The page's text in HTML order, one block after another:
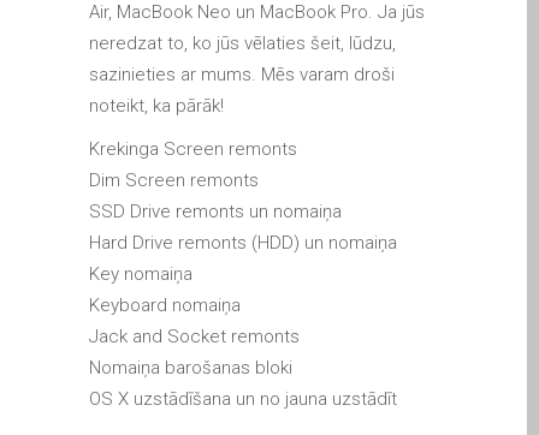
de (Deutsch)
Apple iPad Tablet-
Reparatur
Dundee
Dundee – Mac Pro Server
– Upgrades
Austausch der Batterie für
Air, MacBook Neo un MacBook Pro. Ja jūs
neredzat to, ko jūs vēlaties šeit, lūdzu,
sazinieties ar mums. Mēs varam droši
noteikt, ka pārāk!
Krekinga Screen remonts
Dim Screen remonts
SSD Drive remonts un nomaiņa
Hard Drive remonts (HDD) un nomaiņa
Key nomaiņa
Keyboard nomaiņa
Jack and Socket remonts
Nomaiņa barošanas bloki
OS X uzstādīšana un no jauna uzstādīt